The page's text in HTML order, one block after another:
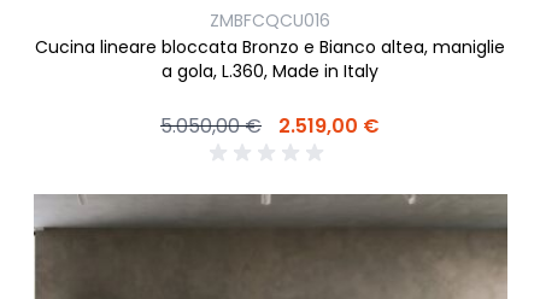
ZMBFCQCU016
Cucina lineare bloccata Bronzo e Bianco altea, maniglie
a gola, L.360, Made in Italy
5.050,00 € 2.519,00 €